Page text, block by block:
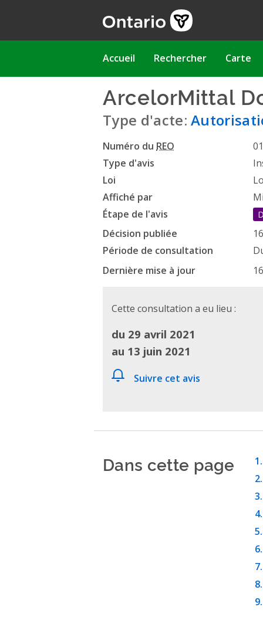
Main
Accueil Rechercher Carte
ArcelorMittal
Type d'acte:
Numéro du REO
Type d'avis
Loi
Affiché par
Étape de l'avis
Décision publiée
Période de consultation
Dernière mise à jour
Cette consultation a eu lieu :
du 29 avril 2021
au 13 juin 2021
Suivre cet avis
Dans cette page